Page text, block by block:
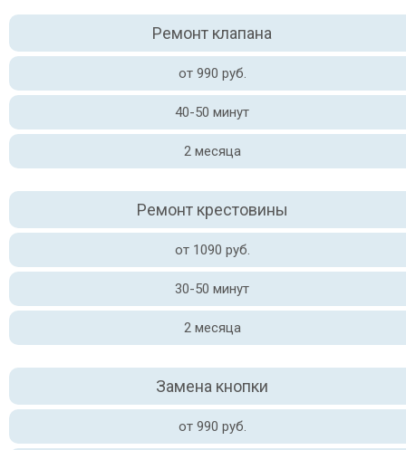
Ремонт клапана
от 990 руб.
40-50 минут
2 месяца
Ремонт крестовины
от 1090 руб.
30-50 минут
2 месяца
Замена кнопки
от 990 руб.